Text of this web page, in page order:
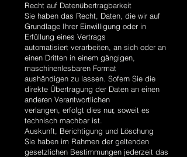
Recht auf Datenübertragbarkeit
Sie haben das Recht, Daten, die wir auf
Grundlage Ihrer Einwilligung oder in
Erfüllung eines Vertrags
automatisiert verarbeiten, an sich oder an
einen Dritten in einem gängigen,
maschinenlesbaren Format
aushändigen zu lassen. Sofern Sie die
direkte Übertragung der Daten an einen
anderen Verantwortlichen
verlangen, erfolgt dies nur, soweit es
technisch machbar ist.
Auskunft, Berichtigung und Löschung
Sie haben im Rahmen der geltenden
gesetzlichen Bestimmungen jederzeit das